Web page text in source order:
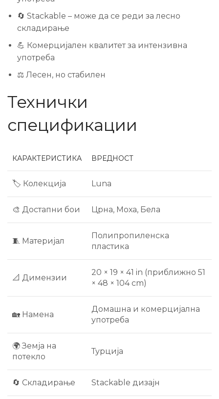
🔄 Stackable – може да се реди за лесно
складирање
💪 Комерцијален квалитет за интензивна
употреба
⚖️ Лесен, но стабилен
Технички
спецификации
КАРАКТЕРИСТИКА ВРЕДНОСТ
🏷️ Колекција Luna
🎨 Достапни бои Црна, Моха, Бела
🧵 Материјал
Полипропиленска
пластика
📐 Димензии
20 × 19 × 41 in (приближно 51
× 48 × 104 cm)
🏡 Намена
Домашна и комерцијална
употреба
🌍 Земја на
потекло
Турција
🔄 Складирање Stackable дизајн